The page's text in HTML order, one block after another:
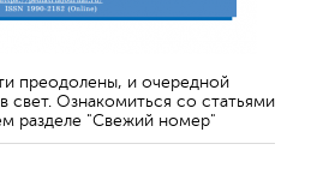
преодолены, и очередной
свет. Ознакомиться со статьями
разделе "Свежий номер"